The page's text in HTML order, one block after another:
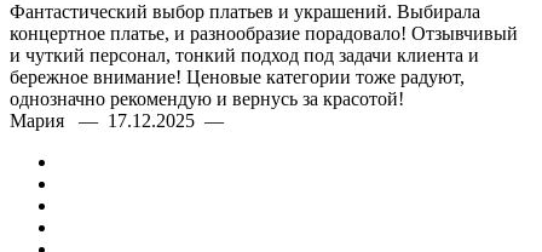
Фантастический выбор платьев и украшений. Выбирала
концертное платье, и разнообразие порадовало! Отзывчивый
и чуткий персонал, тонкий подход под задачи клиента и
бережное внимание! Ценовые категории тоже радуют,
однозначно рекомендую и вернусь за красотой!
Мария — 17.12.2025 —